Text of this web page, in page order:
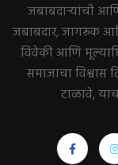
जबाबदाऱ्यांची
जबाबदार, जागरूक
विवेकी आणि
समाजाचा विश्वास
टाळावे,